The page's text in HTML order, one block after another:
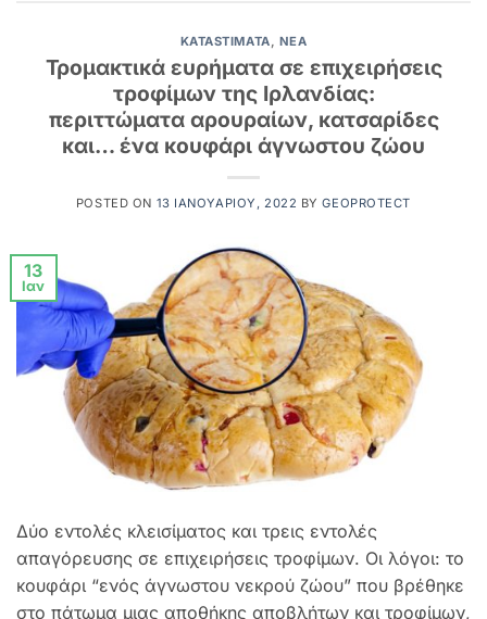
KATASTIMATA, NEA
Τρομακτικά ευρήματα σε επιχειρήσεις
τροφίμων της Ιρλανδίας:
περιττώματα αρουραίων, κατσαρίδες
και… ένα κουφάρι άγνωστου ζώου
POSTED ON 13 ΙΑΝΟΥΑΡΊΟΥ, 2022 BYGEOPROTECT
13
Ιαν
Δύο εντολές κλεισίματος και τρεις εντολές
απαγόρευσης σε επιχειρήσεις τροφίμων. Οι λόγοι: το
κουφάρι “ενός άγνωστου νεκρού ζώου” που βρέθηκε
στο πάτωμα μιας αποθήκης αποβλήτων και τροφίμων,